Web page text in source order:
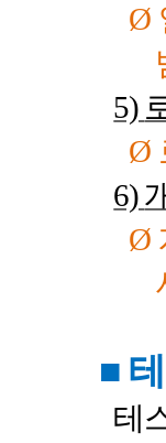
Ø
5)
Ø
6)
Ø
■
테